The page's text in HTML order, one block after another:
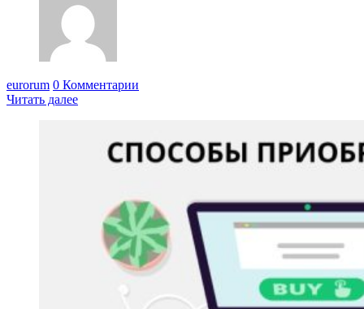
eurorum 0 Комментарии
Читать далее